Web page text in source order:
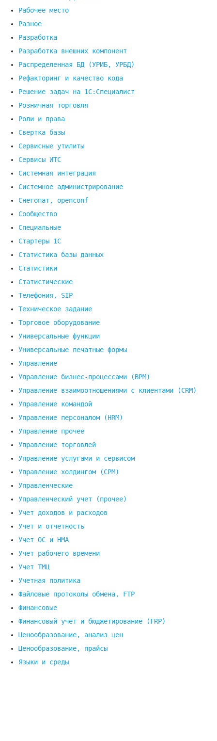
Рабочее место
Разное
Разработка
Разработка внешних компонент
Распределенная БД (УРИБ, УРБД)
Рефакторинг и качество кода
Решение задач на 1С:Специалист
Розничная торговля
Роли и права
Свертка базы
Сервисные утилиты
Сервисы ИТС
Системная интеграция
Системное администрирование
Снегопат, openconf
Сообщество
Специальные
Стартеры 1С
Статистика базы данных
Статистики
Статистические
Телефония, SIP
Техническое задание
Торговое оборудование
Универсальные функции
Универсальные печатные формы
Управление
Управление бизнес-процессами (BPM)
Управление взаимоотношениями с клиентами (СRM)
Управление командой
Управление персоналом (HRM)
Управление прочее
Управление торговлей
Управление услугами и сервисом
Управление холдингом (CPM)
Управленческие
Управленческий учет (прочее)
Учет доходов и расходов
Учет и отчетность
Учет ОС и НМА
Учет рабочего времени
Учет ТМЦ
Учетная политика
Файловые протоколы обмена, FTP
Финансовые
Финансовый учет и бюджетирование (FRP)
Ценообразование, анализ цен
Ценообразование, прайсы
Языки и среды